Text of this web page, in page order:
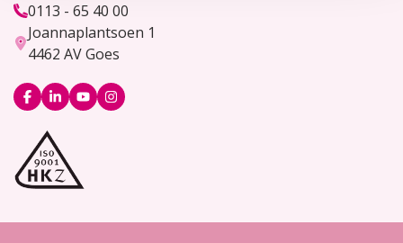
0113 - 65 40 00
Joannaplantsoen 1
4462 AV Goes
Logo
Facebook
Logo
LinkedIn
LogoLogo